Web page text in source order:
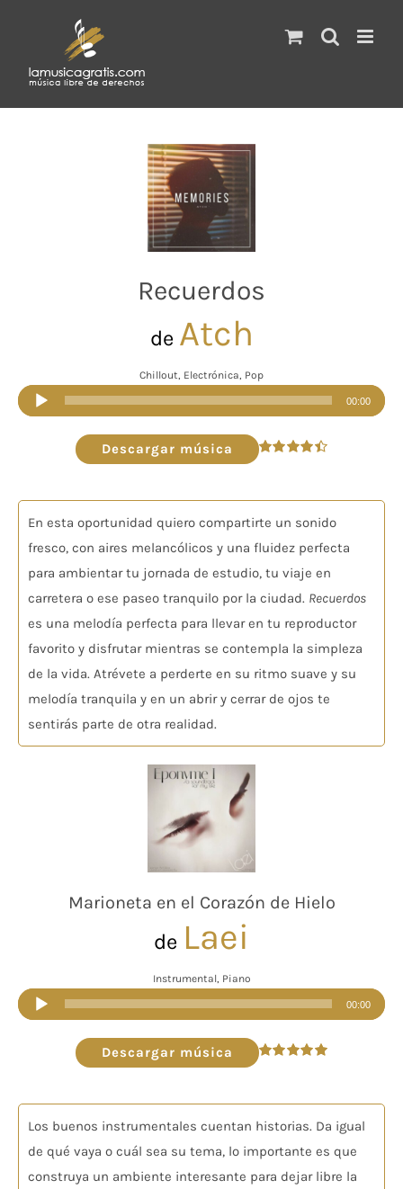
Recuerdos
de Atch
Chillout, Electrónica, Pop
Reproductor
de
audio
00:00
Descargar música
En esta oportunidad quiero compartirte un sonido
fresco, con aires melancólicos y una fluidez perfecta
para ambientar tu jornada de estudio, tu viaje en
carretera o ese paseo tranquilo por la ciudad. Recuerdos
es una melodía perfecta para llevar en tu reproductor
favorito y disfrutar mientras se contempla la simpleza
de la vida. Atrévete a perderte en su ritmo suave y su
melodía tranquila y en un abrir y cerrar de ojos te
sentirás parte de otra realidad.
Marioneta en el Corazón de Hielo
de Laei
Instrumental, Piano
Reproductor
de
audio
00:00
Descargar música
Los buenos instrumentales cuentan historias. Da igual
de qué vaya o cuál sea su tema, lo importante es que
construya un ambiente interesante para dejar libre la